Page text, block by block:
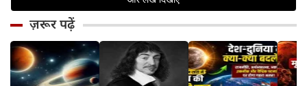
ज़रूर पढ़ें